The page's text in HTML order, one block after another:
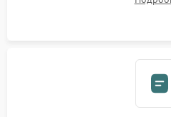
срабатывания AVR и сброса